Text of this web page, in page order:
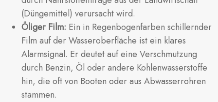
(Düngemittel) verursacht wird.
Öliger Film: Ein in Regenbogenfarben schillernder
Film auf der Wasseroberfläche ist ein klares
Alarmsignal. Er deutet auf eine Verschmutzung
durch Benzin, Öl oder andere Kohlenwasserstoffe
hin, die oft von Booten oder aus Abwasserrohren
stammen.